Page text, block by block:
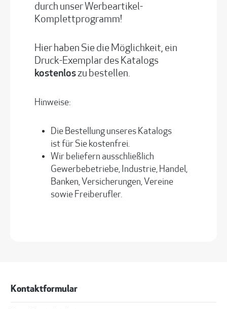
durch unser Werbeartikel-
Komplettprogramm!
Hier haben Sie die Möglichkeit, ein
Druck-Exemplar des Katalogs
kostenloszu bestellen.
Hinweise:
Die Bestellung unseres Katalogs
ist für Sie kostenfrei.
Wir beliefern ausschließlich
Gewerbebetriebe, Industrie, Handel,
Banken, Versicherungen, Vereine
sowie Freiberufler.
Kontaktformular